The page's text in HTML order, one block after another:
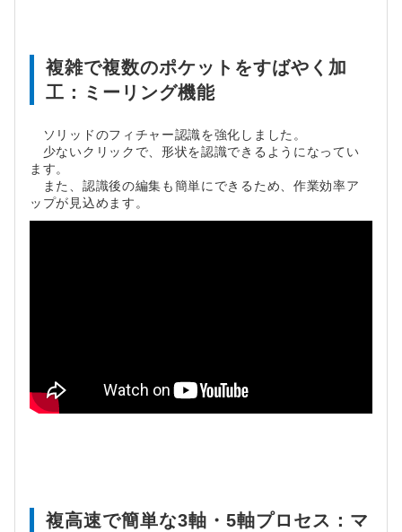
複雑で複数のポケットをすばやく加
工：ミーリング機能
ソリッドのフィチャー認識を強化しました。
少ないクリックで、形状を認識できるようになってい
ます。
また、認識後の編集も簡単にできるため、作業効率ア
ップが見込めます。
複高速で簡単な3軸・5軸プロセス：マ